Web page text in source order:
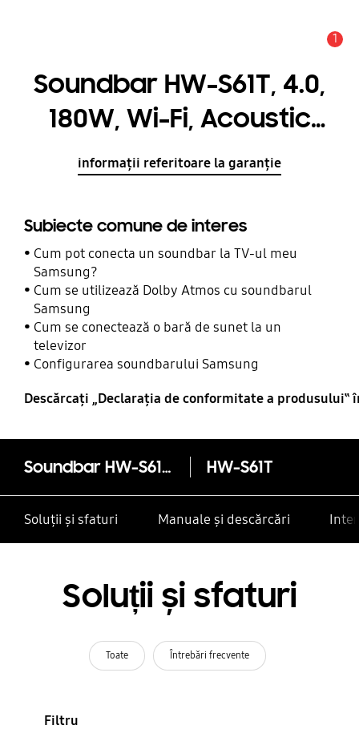
1
Soundbar HW-S61T, 4.0,
180W, Wi-Fi, Acoustic
Beam, Light Grey
informații referitoare la garanție
Subiecte comune de interes
Cum pot conecta un soundbar la TV-ul meu
Samsung?
Cum se utilizează Dolby Atmos cu soundbarul
Samsung
Cum se conectează o bară de sunet la un
televizor
Configurarea soundbarului Samsung
Descărcaţi „Declaraţia de conformitate a produsului‟
Soundbar HW-S61T, 4.0, 180W, Wi-Fi, Acoustic Beam, Light Grey HW-S61T
Soluții și sfaturi Manuale și descărcări
Soluții și sfaturi
Toate Întrebări frecvente
Filtru